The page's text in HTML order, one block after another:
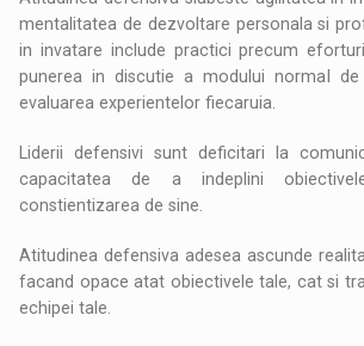
mentalitatea de dezvoltare personala si
in invatare include practici precum
punerea in discutie a modului normal
evaluarea experientelor fiecaruia.
Liderii defensivi sunt deficitari la
capacitatea de a indeplini
constientizarea de sine.
Atitudinea defensiva adesea ascunde
facand opace atat obiectivele tale, cat si
echipei tale.